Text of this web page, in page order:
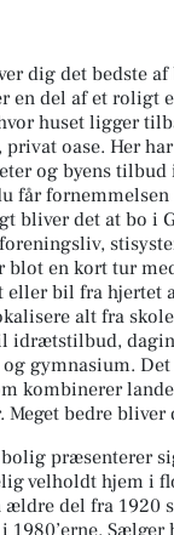
dig det bedste af
en del af et roligt
huset ligger
oase. Her
og byens
får fornemmelsen
bliver det at bo i
en kort tur
bil fra hjertet
alt fra
idrætstilbud,
gymnasium. Det
kombinerer
Meget bedre bliver
præsenterer
velholdt hjem i
ældre del fra 1920
Sælger